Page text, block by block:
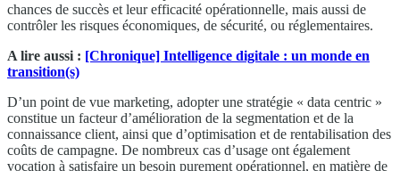
chances de succès et leur efficacité opérationnelle, mais aussi de
contrôler les risques économiques, de sécurité, ou réglementaires.
A lire aussi : [Chronique] Intelligence digitale : un monde en
transition(s)
D’un point de vue marketing, adopter une stratégie « data centric »
constitue un facteur d’amélioration de la segmentation et de la
connaissance client, ainsi que d’optimisation et de rentabilisation des
coûts de campagne. De nombreux cas d’usage ont également
vocation à satisfaire un besoin purement opérationnel, en matière de